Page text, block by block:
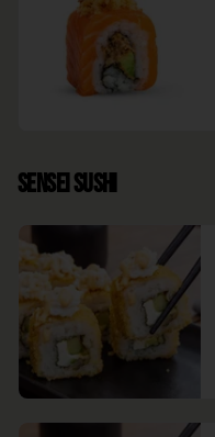
Sensei Sushi